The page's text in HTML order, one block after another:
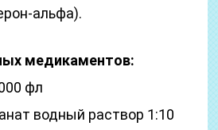
альфа).
медикаментов:
фл
водный раствор 1:10